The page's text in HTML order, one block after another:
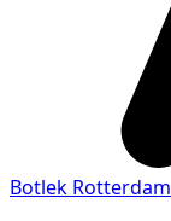
Botlek Rotterdam